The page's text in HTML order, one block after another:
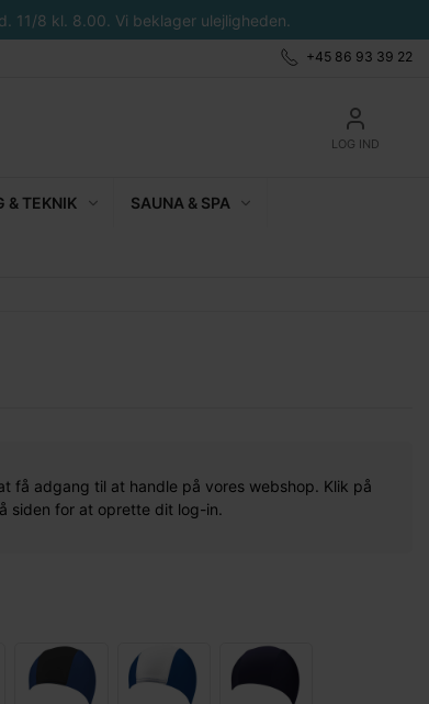
8 kl. 8.00. Vi beklager ulejligheden.
+45 86 93 39 22
LOG IND
& TEKNIK SAUNA & SPA
få adgang til at handle på vores webshop. Klik på
siden for at oprette dit log-in.